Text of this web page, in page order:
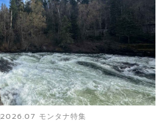
2026.07 モンタナ特集